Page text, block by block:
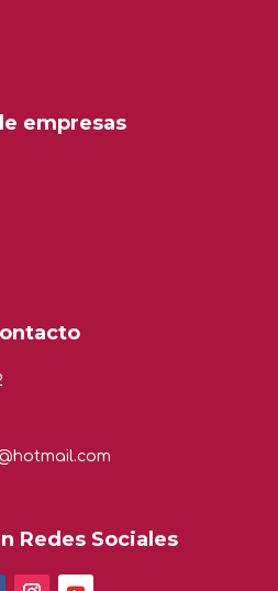
empresas
Redes Sociales